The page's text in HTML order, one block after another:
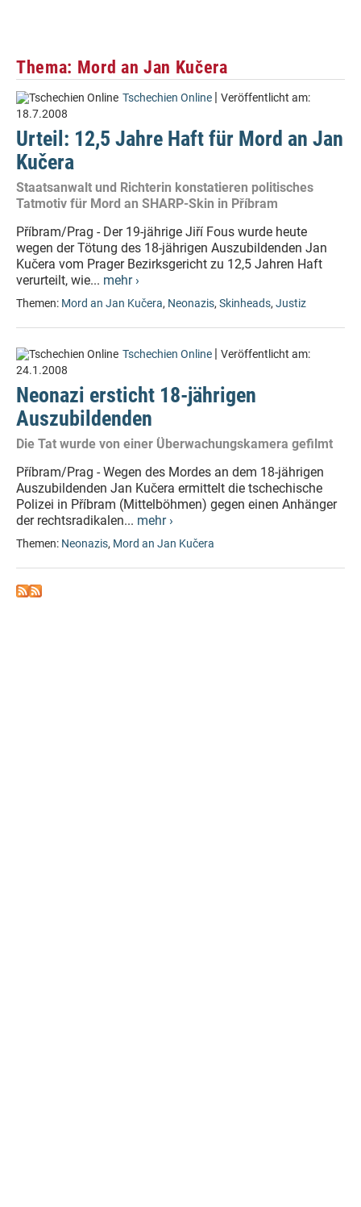
Thema: Mord an Jan Kučera
Tschechien Online | Veröffentlicht am:
18.7.2008
Urteil: 12,5 Jahre Haft für Mord an Jan
Kučera
Staatsanwalt und Richterin konstatieren politisches
Tatmotiv für Mord an SHARP-Skin in Příbram
Příbram/Prag - Der 19-jährige Jiří Fous wurde heute
wegen der Tötung des 18-jährigen Auszubildenden Jan
Kučera vom Prager Bezirksgericht zu 12,5 Jahren Haft
verurteilt, wie... mehr ›
Themen: Mord an Jan Kučera, Neonazis, Skinheads, Justiz
Tschechien Online | Veröffentlicht am:
24.1.2008
Neonazi ersticht 18-jährigen
Auszubildenden
Die Tat wurde von einer Überwachungskamera gefilmt
Příbram/Prag - Wegen des Mordes an dem 18-jährigen
Auszubildenden Jan Kučera ermittelt die tschechische
Polizei in Příbram (Mittelböhmen) gegen einen Anhänger
der rechtsradikalen... mehr ›
Themen: Neonazis, Mord an Jan Kučera